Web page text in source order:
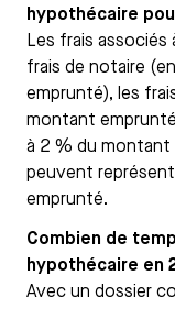
hypothécaire
Les frais associés
frais de notaire
emprunté), les
montant
à 2 % du montant
peuvent
emprunté.
Combien de
hypothécaire en
Avec un dossier